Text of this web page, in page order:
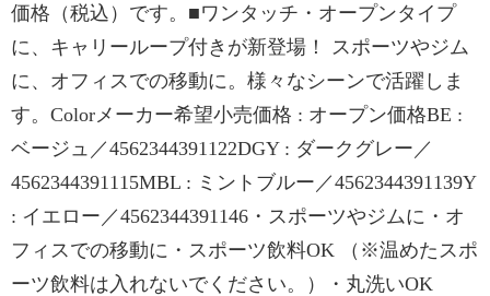
価格（税込）です。■ワンタッチ・オープンタイプ
に、キャリーループ付きが新登場！ スポーツやジム
に、オフィスでの移動に。様々なシーンで活躍しま
す。Colorメーカー希望小売価格 : オープン価格BE :
ベージュ／4562344391122DGY : ダークグレー／
4562344391115MBL : ミントブルー／4562344391139Y
: イエロー／4562344391146・スポーツやジムに・オ
フィスでの移動に・スポーツ飲料OK （※温めたスポ
ーツ飲料は入れないでください。）・丸洗いOK